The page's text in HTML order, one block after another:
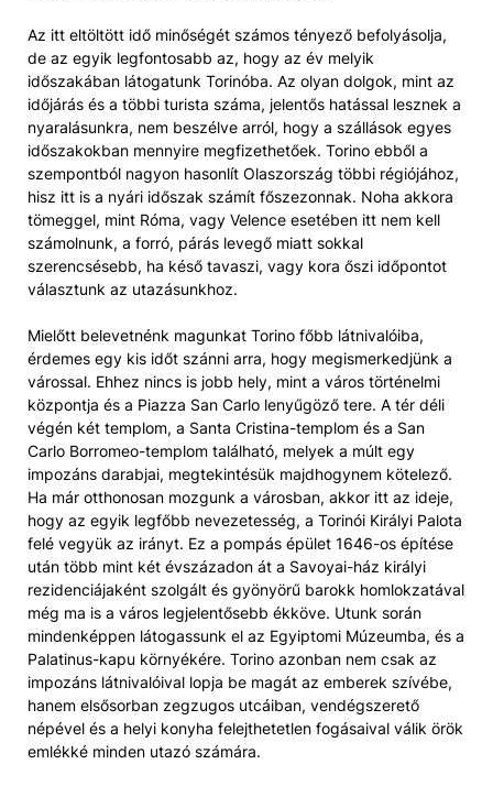
Az itt eltöltött idő minőségét számos tényező befolyásolja,
de az egyik legfontosabb az, hogy az év melyik
időszakában látogatunk Torinóba. Az olyan dolgok, mint az
időjárás és a többi turista száma, jelentős hatással lesznek a
nyaralásunkra, nem beszélve arról, hogy a szállások egyes
időszakokban mennyire megfizethetőek. Torino ebből a
szempontból nagyon hasonlít Olaszország többi régiójához,
hisz itt is a nyári időszak számít főszezonnak. Noha akkora
tömeggel, mint Róma, vagy Velence esetében itt nem kell
számolnunk, a forró, párás levegő miatt sokkal
szerencsésebb, ha késő tavaszi, vagy kora őszi időpontot
választunk az utazásunkhoz.
Mielőtt belevetnénk magunkat Torino főbb látnivalóiba,
érdemes egy kis időt szánni arra, hogy megismerkedjünk a
várossal. Ehhez nincs is jobb hely, mint a város történelmi
központja és a Piazza San Carlo lenyűgöző tere. A tér déli
végén két templom, a Santa Cristina-templom és a San
Carlo Borromeo-templom található, melyek a múlt egy
impozáns darabjai, megtekintésük majdhogynem kötelező.
Ha már otthonosan mozgunk a városban, akkor itt az ideje,
hogy az egyik legfőbb nevezetesség, a Torinói Királyi Palota
felé vegyük az irányt. Ez a pompás épület 1646-os építése
után több mint két évszázadon át a Savoyai-ház királyi
rezidenciájaként szolgált és gyönyörű barokk homlokzatával
még ma is a város legjelentősebb ékköve. Utunk során
mindenképpen látogassunk el az Egyiptomi Múzeumba, és a
Palatinus-kapu környékére. Torino azonban nem csak az
impozáns látnivalóival lopja be magát az emberek szívébe,
hanem elsősorban zegzugos utcáiban, vendégszerető
népével és a helyi konyha felejthetetlen fogásaival válik örök
emlékké minden utazó számára.